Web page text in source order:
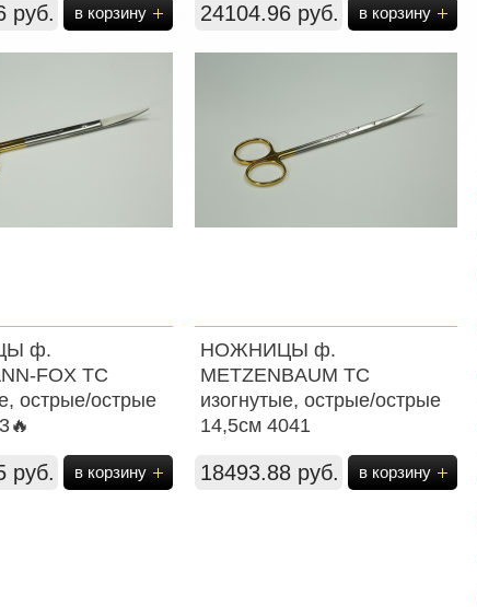
руб. в корзину 24104.96 руб. в корзину
ф.
FOX ТС
острые/острые
руб. в корзину
НОЖНИЦЫ ф.
METZENBAUM ТС
изогнутые, острые/острые
14,5см 4041
18493.88 руб. в корзину